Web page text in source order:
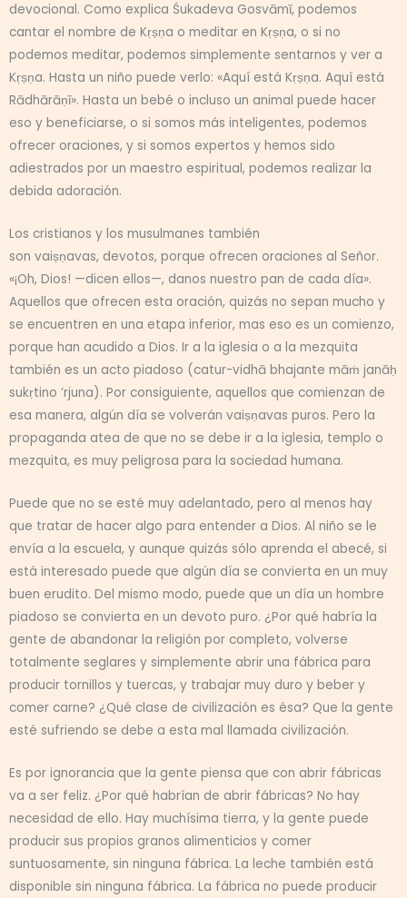
devocional. Como explica Śukadeva Gosvāmī, podemos
cantar el nombre de Kṛṣṇa o meditar en Kṛṣṇa, o si no
podemos meditar, podemos simplemente sentarnos y ver a
Kṛṣṇa. Hasta un niño puede verlo: «Aquí está Kṛṣṇa. Aquí está
Rādhārāṇī». Hasta un bebé o incluso un animal puede hacer
eso y beneficiarse, o si somos más inteligentes, podemos
ofrecer oraciones, y si somos expertos y hemos sido
adiestrados por un maestro espiritual, podemos realizar la
debida adoración.
Los cristianos y los musulmanes también
son vaiṣṇavas, devotos, porque ofrecen oraciones al Señor.
«¡Oh, Dios! —dicen ellos—, danos nuestro pan de cada día».
Aquellos que ofrecen esta oración, quizás no sepan mucho y
se encuentren en una etapa inferior, mas eso es un comienzo,
porque han acudido a Dios. Ir a la iglesia o a la mezquita
también es un acto piadoso (catur-vidhā bhajante māṁ janāḥ
sukṛtino ’rjuna). Por consiguiente, aquellos que comienzan de
esa manera, algún día se volverán vaiṣṇavas puros. Pero la
propaganda atea de que no se debe ir a la iglesia, templo o
mezquita, es muy peligrosa para la sociedad humana.
Puede que no se esté muy adelantado, pero al menos hay
que tratar de hacer algo para entender a Dios. Al niño se le
envía a la escuela, y aunque quizás sólo aprenda el abecé, si
está interesado puede que algún día se convierta en un muy
buen erudito. Del mismo modo, puede que un día un hombre
piadoso se convierta en un devoto puro. ¿Por qué habría la
gente de abandonar la religión por completo, volverse
totalmente seglares y simplemente abrir una fábrica para
producir tornillos y tuercas, y trabajar muy duro y beber y
comer carne? ¿Qué clase de civilización es ésa? Que la gente
esté sufriendo se debe a esta mal llamada civilización.
Es por ignorancia que la gente piensa que con abrir fábricas
va a ser feliz. ¿Por qué habrían de abrir fábricas? No hay
necesidad de ello. Hay muchísima tierra, y la gente puede
producir sus propios granos alimenticios y comer
suntuosamente, sin ninguna fábrica. La leche también está
disponible sin ninguna fábrica. La fábrica no puede producir